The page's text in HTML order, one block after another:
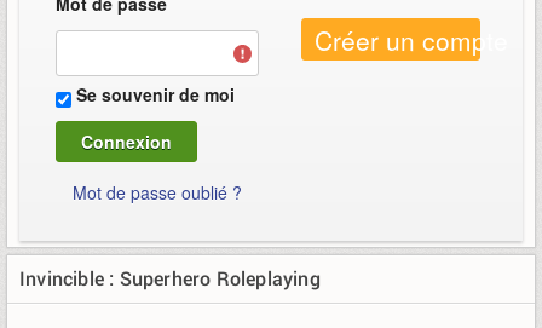
Se souvenir de moi
Mot de passe oublié ?
Créer un compte
Invincible : Superhero Roleplaying